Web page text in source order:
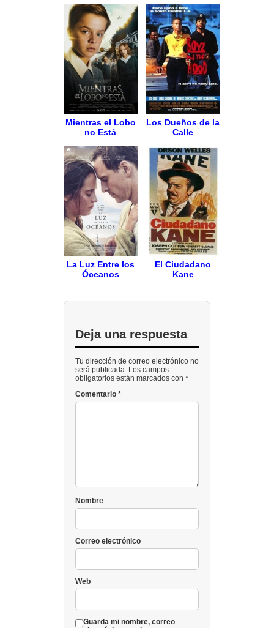
Mientras el Lobo
no Está
Los Dueños de la
Calle
La Luz Entre los
Óceanos
El Ciudadano
Kane
Deja una respuesta
Tu dirección de correo electrónico no
será publicada. Los campos
obligatorios están marcados con *
Comentario *
Nombre
Correo electrónico
Web
Guarda mi nombre, correo